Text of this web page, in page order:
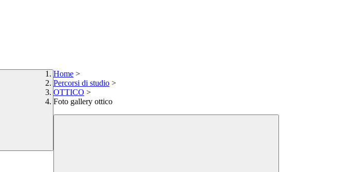
Home >
Percorsi di studio >
OTTICO >
Foto gallery ottico